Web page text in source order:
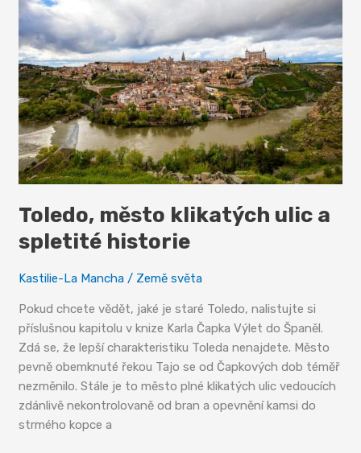
Toledo, město klikatých ulic a
spletité historie
Kastilie-La Mancha / Země světa
Pokud chcete vědět, jaké je staré Toledo, nalistujte si
příslušnou kapitolu v knize Karla Čapka Výlet do Španěl.
Zdá se, že lepší charakteristiku Toleda nenajdete. Město
pevně obemknuté řekou Tajo se od Čapkových dob téměř
nezměnilo. Stále je to město plné klikatých ulic vedoucích
zdánlivě nekontrolovaně od bran a opevnění kamsi do
strmého kopce a